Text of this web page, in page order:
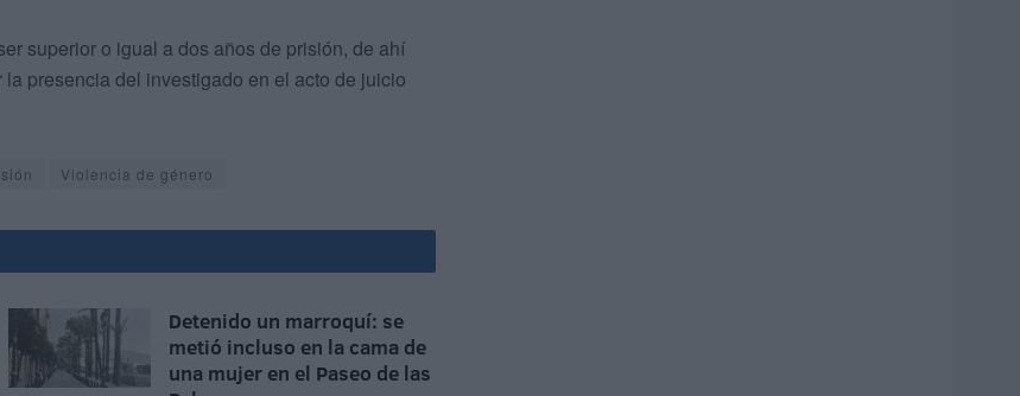
superior o igual a dos años de prisión, de ahí
presencia del investigado en el acto de juicio
Violencia de género
Detenido un marroquí: se
metió incluso en la cama de
una mujer en el Paseo de las